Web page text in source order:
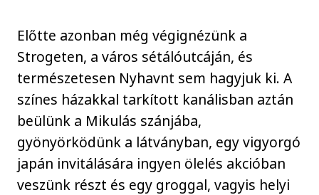
Előtte azonban még végignézünk a
Strogeten, a város sétálóutcáján, és
természetesen Nyhavnt sem hagyjuk ki. A
színes házakkal tarkított kanálisban aztán
beülünk a Mikulás szánjába,
gyönyörködünk a látványban, egy vigyorgó
japán invitálására ingyen ölelés akcióban
veszünk részt és egy groggal, vagyis helyi